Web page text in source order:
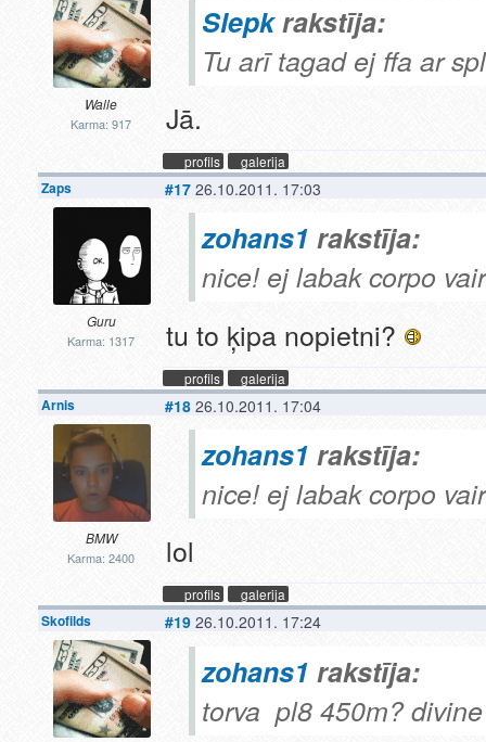
Walle
Karma: 917
Slepkrakstīja:
Tu arī tagad ej ffa ar
Jā.
profils galerija
Zaps
Guru
Karma: 1317
#17 26.10.2011. 17:03
zohans1 rakstīja:
nice! ej labak corpo
tu to ķipa nopietni?
profils galerija
Arnis
BMW
Karma: 2400
#18 26.10.2011. 17:04
zohans1 rakstīja:
nice! ej labak corpo
lol
profils galerija
Skofilds #19 26.10.2011. 17:24
zohans1 rakstīja:
torva pl8 450m?